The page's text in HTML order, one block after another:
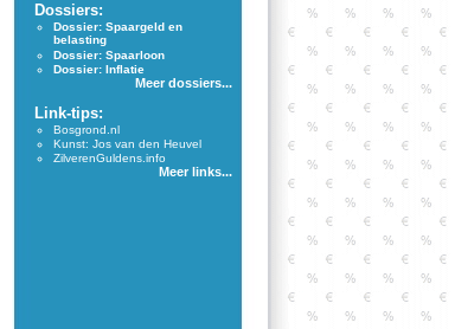
Dossiers:
Dossier: Spaargeld en
belasting
Dossier: Spaarloon
Dossier: Inflatie
Meer dossiers...
Link-tips:
Bosgrond.nl
Kunst: Jos van den Heuvel
ZilverenGuldens.info
Meer links...